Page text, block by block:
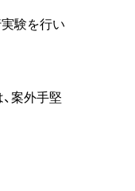
験を行い
案外手堅